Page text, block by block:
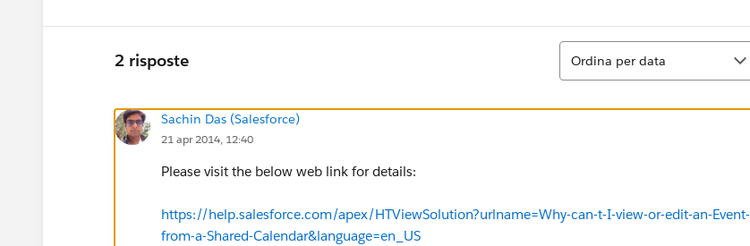
2 risposte
Ordina
Ordina per data
Sachin Das (Salesforce)
21 apr 2014, 12:40
Please visit the below web link for details:
https://help.salesforce.com/apex/HTViewSolution?urlname=Why-can-t-I-view-or-edit-an-Event-
from-a-Shared-Calendar&language=en_US